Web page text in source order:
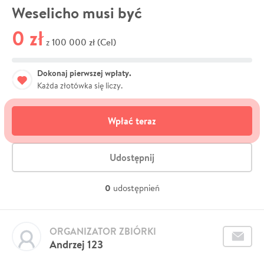
Weselicho musi być
0 zł z 100 000 zł (Cel)
Dokonaj pierwszej wpłaty.
Każda złotówka się liczy.
Wpłać teraz
Udostępnij
0 udostępnień
Andrzej 123
ORGANIZATOR ZBIÓRKI